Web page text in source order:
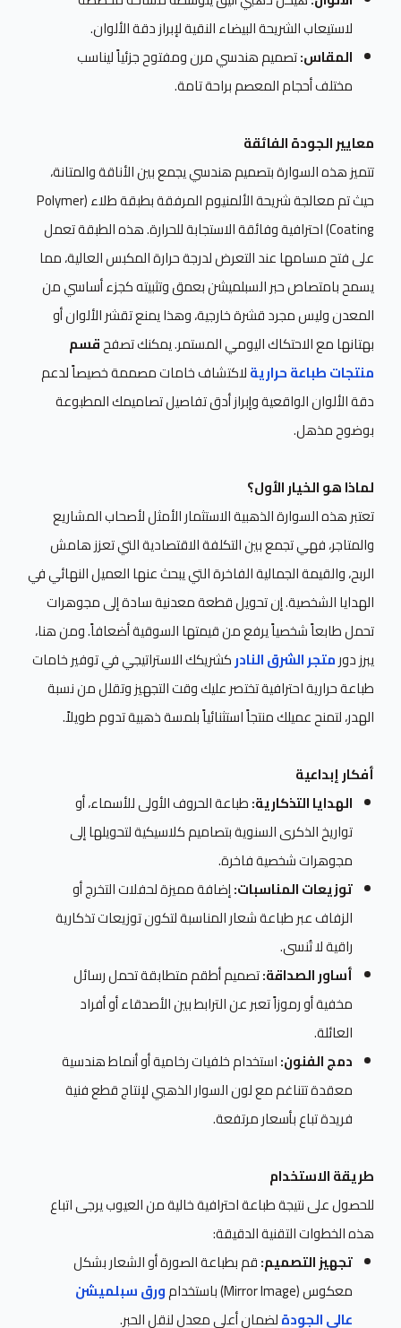
لاستيعاب الشريحة البيضاء النقية لإبراز دقة الألوان.
المقاس:تصميم هندسي مرن ومفتوح جزئياً ليناسب
مختلف أحجام المعصم براحة تامة.
معايير الجودة الفائقة
تتميز هذه السوارة بتصميم هندسي يجمع بين الأناقة والمتانة،
حيث تم معالجة شريحة الألمنيوم المرفقة بطبقة طلاء (Polymer
Coating) احترافية وفائقة الاستجابة للحرارة. هذه الطبقة تعمل
على فتح مسامها عند التعرض لدرجة حرارة المكبس العالية، مما
يسمح بامتصاص حبر السبلميشن بعمق وتثبيته كجزء أساسي من
المعدن وليس مجرد قشرة خارجية، وهذا يمنع تقشر الألوان أو
بهتانها مع الاحتكاك اليومي المستمر. يمكنك تصفحقسم
منتجات طباعة حراريةلاكتشاف خامات مصممة خصيصاً لدعم
دقة الألوان الواقعية وإبراز أدق تفاصيل تصاميمك المطبوعة
بوضوح مذهل.
لماذا هو الخيار الأول؟
تعتبر هذه السوارة الذهبية الاستثمار الأمثل لأصحاب المشاريع
والمتاجر، فهي تجمع بين التكلفة الاقتصادية التي تعزز هامش
الربح، والقيمة الجمالية الفاخرة التي يبحث عنها العميل النهائي في
الهدايا الشخصية. إن تحويل قطعة معدنية سادة إلى مجوهرات
تحمل طابعاً شخصياً يرفع من قيمتها السوقية أضعافاً. ومن هنا،
يبرز دورمتجر الشرق النادركشريكك الاستراتيجي في توفير خامات
طباعة حرارية احترافية تختصر عليك وقت التجهيز وتقلل من نسبة
الهدر، لتمنح عميلك منتجاً استثنائياً بلمسة ذهبية تدوم طويلاً.
أفكار إبداعية
الهدايا التذكارية:طباعة الحروف الأولى للأسماء، أو
تواريخ الذكرى السنوية بتصاميم كلاسيكية لتحويلها إلى
مجوهرات شخصية فاخرة.
توزيعات المناسبات:إضافة مميزة لحفلات التخرج أو
الزفاف عبر طباعة شعار المناسبة لتكون توزيعات تذكارية
راقية لا تُنسى.
أساور الصداقة:تصميم أطقم متطابقة تحمل رسائل
مخفية أو رموزاً تعبر عن الترابط بين الأصدقاء أو أفراد
العائلة.
دمج الفنون:استخدام خلفيات رخامية أو أنماط هندسية
معقدة تتناغم مع لون السوار الذهبي لإنتاج قطع فنية
فريدة تباع بأسعار مرتفعة.
طريقة الاستخدام
للحصول على نتيجة طباعة احترافية خالية من العيوب يرجى اتباع
هذه الخطوات التقنية الدقيقة:
تجهيز التصميم:قم بطباعة الصورة أو الشعار بشكل
معكوس (Mirror Image) باستخدام
ورق سبلميشن
عالي الجودةلضمان أعلى معدل لنقل الحبر.